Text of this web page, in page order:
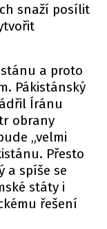
snaží posílit
a proto
Pákistánský
Íránu
obrany
„velmi
Přesto
a spíše se
státy i
řešení